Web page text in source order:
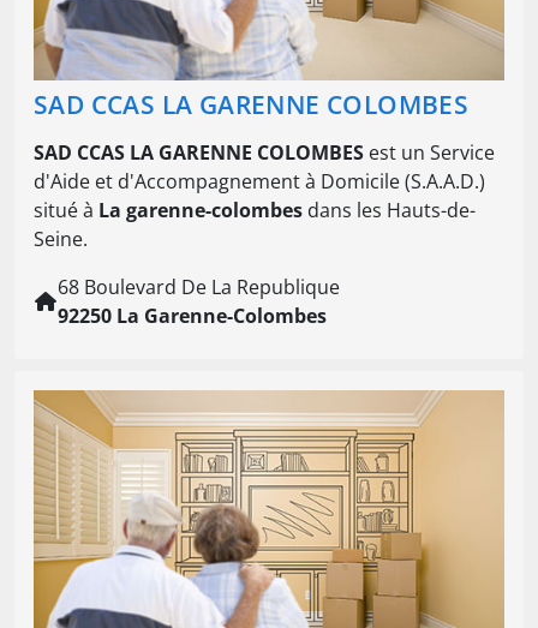
SAD CCAS LA GARENNE COLOMBES
SAD CCAS LA GARENNE COLOMBES est un Service
d'Aide et d'Accompagnement à Domicile (S.A.A.D.)
situé à La garenne-colombes dans les Hauts-de-
Seine.
68 Boulevard De La Republique
92250 La Garenne-Colombes